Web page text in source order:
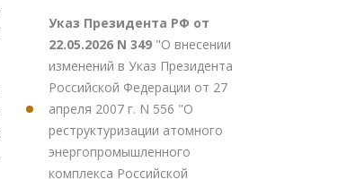
Указ Президента РФ от
22.05.2026 N 349 "О внесении
изменений в Указ Президента
Российской Федерации от 27
апреля 2007 г. N 556 "О
реструктуризации атомного
энергопромышленного
комплекса Российской